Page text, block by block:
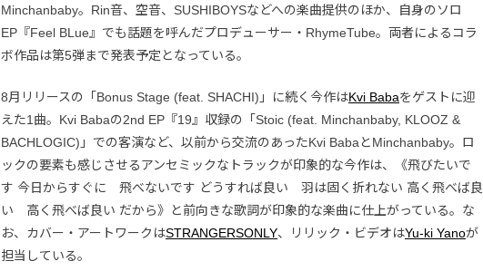
Minchanbaby。Rin音、空音、SUSHIBOYSなどへの楽曲提供のほか、自身のソロ
EP『Feel BLue』でも話題を呼んだプロデューサー・RhymeTube。両者によるコラ
ボ作品は第5弾まで発表予定となっている。
8月リリースの「Bonus Stage (feat. SHACHI)」に続く今作はKvi Babaをゲストに迎
えた1曲。Kvi Babaの2nd EP『19』収録の「Stoic (feat. Minchanbaby, KLOOZ &
BACHLOGIC)」での客演など、以前から交流のあったKvi BabaとMinchanbaby。ロ
ックの要素も感じさせるアンセミックなトラックが印象的な今作は、《飛びたいで
す 今日からすぐに 飛べないです どうすれば良い 羽は固く折れない 高く飛べば良
い 高く飛べば良い だから》と前向きな歌詞が印象的な楽曲に仕上がっている。な
お、カバー・アートワークはSTRANGERSONLY、リリック・ビデオはYu-ki Yanoが
担当している。